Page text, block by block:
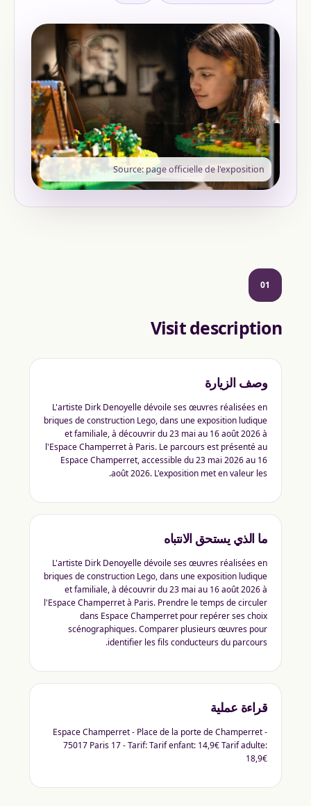
Source: page officielle de l'exposition
01
Visit description
وصف الزيارة
L'artiste Dirk Denoyelle dévoile ses œuvres réalisées en
briques de construction Lego, dans une exposition ludique
et familiale, à découvrir du 23 mai au 16 août 2026 à
l'Espace Champerret à Paris. Le parcours est présenté au
Espace Champerret, accessible du 23 mai 2026 au 16
août 2026. L'exposition met en valeur les.
ما الذي يستحق الانتباه
L'artiste Dirk Denoyelle dévoile ses œuvres réalisées en
briques de construction Lego, dans une exposition ludique
et familiale, à découvrir du 23 mai au 16 août 2026 à
l'Espace Champerret à Paris. Prendre le temps de circuler
dans Espace Champerret pour repérer ses choix
scénographiques. Comparer plusieurs œuvres pour
identifier les fils conducteurs du parcours.
قراءة عملية
Espace Champerret - Place de la porte de Champerret -
75017 Paris 17 - Tarif: Tarif enfant: 14,9€ Tarif adulte:
18,9€